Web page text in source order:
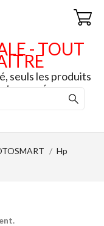
- TOUT
seuls les produits
envoyés.
Hp